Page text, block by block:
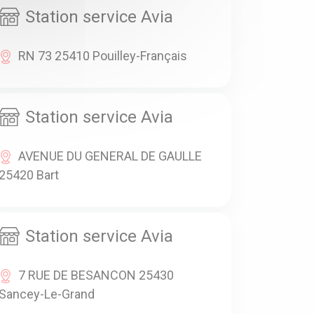
Station service Avia
RN 73 25410 Pouilley-Français
Station service Avia
AVENUE DU GENERAL DE GAULLE
Bart
Station service Avia
7 RUE DE BESANCON 25430
Le-Grand